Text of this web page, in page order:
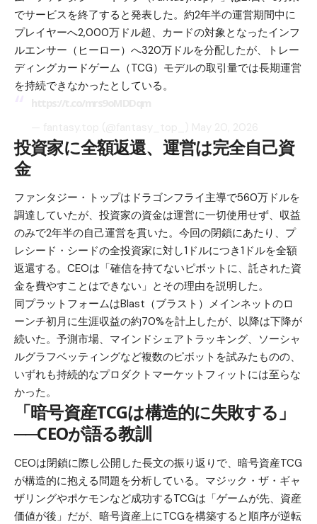
でサービスを終了すると発表した。約2年半の運営期間中に
プレイヤーへ2,000万ドル超、カードの対象となったインフ
ルエンサー（ヒーロー）へ320万ドルを分配したが、トレー
ディングカードゲーム（TCG）モデルの取引量では長期運営
を持続できなかったとしている。
投資家に全額返還、運営は完全自己資
金
ファンタジー・トップはドラゴンフライ主導で560万ドルを
調達していたが、投資家の資金は運営に一切使用せず、収益
のみで2年半の自己運営を貫いた。今回の閉鎖にあたり、プ
レシード・シードの全投資家に対し1ドルにつき1ドルを全額
返還する。CEOは「確信を持てないピボットに、託された資
金を費やすことはできない」とその理由を説明した。
同プラットフォームはBlast（ブラスト）メインネットのロ
ーンチ初月に生涯収益の約70%を計上したが、以降は下降が
続いた。予測市場、マインドシェアトラッキング、ソーシャ
ルグラフベッティングなど複数のピボットを試みたものの、
いずれも持続的なプロダクトマーケットフィットには至らな
かった。
「暗号資産TCGは構造的に失敗する」
──CEOが語る教訓
CEOは閉鎖に際し公開した長文の振り返りで、暗号資産TCG
が構造的に抱える問題を分析している。マジック・ザ・ギャ
ザリングやポケモンなど成功するTCGは「ゲームが先、資産
価値が後」だが、暗号資産上にTCGを構築すると順序が逆転